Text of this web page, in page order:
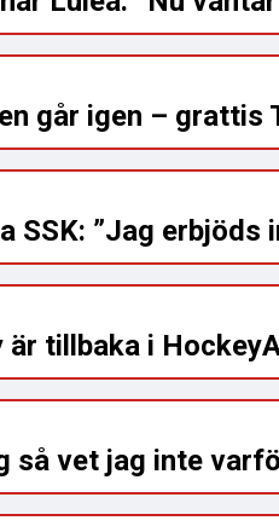
går igen – grattis
SSK: ”Jag
är tillbaka i
så vet jag inte